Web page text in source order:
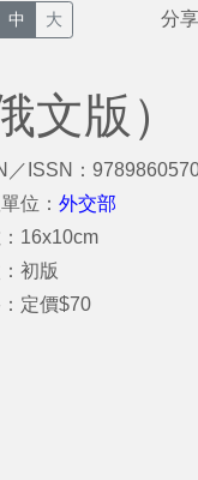
中 大 分
文版）
／ISSN：
位：外交部
16x10cm
初版
定價$70